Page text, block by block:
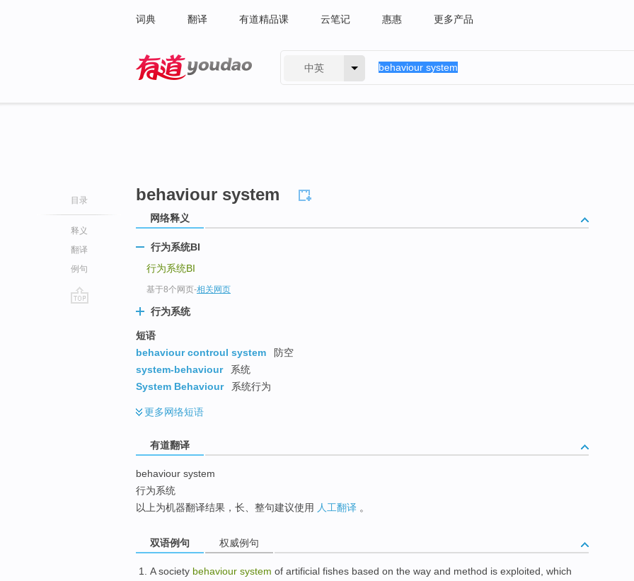
词典 翻译 有道精品课 云笔记 惠惠 更多产品
中英
目录
释义
翻译
例句
behaviour system
网络释义
行为系统BI
行为系统BI
基于8个网页-相关网页
行为系统
短语
behaviour controul system
防空
system-behaviour
系统
System Behaviour
系统行为
更多网络短语
有道翻译
behaviour system
行为系统
以上为机器翻译结果，长、整句建议使用 人工翻译 。
双语例句 权威例句
A society behaviour system of artificial fishes based on the way and method is exploited which